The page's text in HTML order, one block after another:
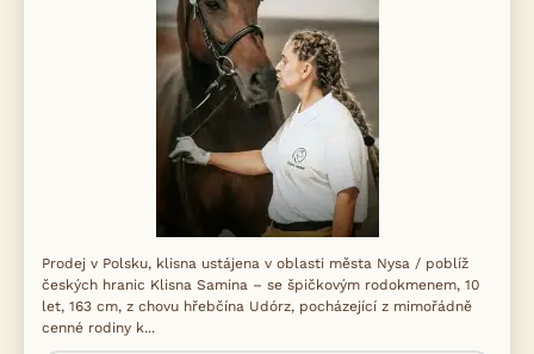
Prodej v Polsku, klisna ustájena v oblasti města Nysa / poblíž
českých hranic Klisna Samina – se špičkovým rodokmenem, 10
let, 163 cm, z chovu hřebčína Udórz, pocházející z mimořádně
cenné rodiny k...